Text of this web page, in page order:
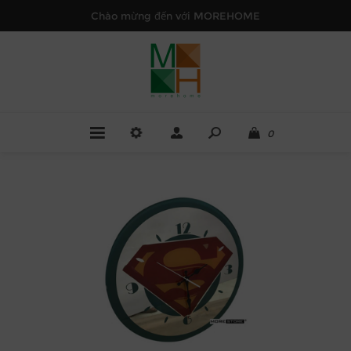
Chào mừng đến với MOREHOME
0